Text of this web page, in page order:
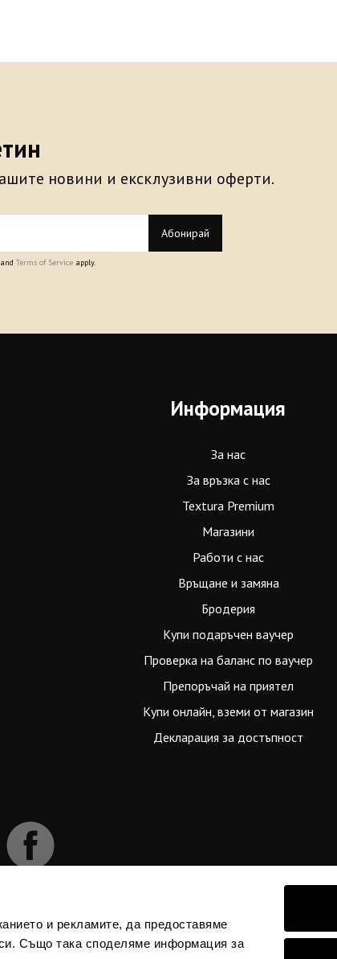
и рекламите, да предоставяме
Също така споделяме информация за
новини и ексклузивни оферти.
Абонирай
and Terms of Service apply.
Информация
За нас
За връзка с нас
Textura Premium
Магазини
Работи с нас
Връщане и замяна
Бродерия
Купи подаръчен ваучер
Проверка на баланс по ваучер
Препоръчай на приятел
Купи онлайн, вземи от магазин
Декларация за достъпност
лв. При конвертирането на стойностите в евро